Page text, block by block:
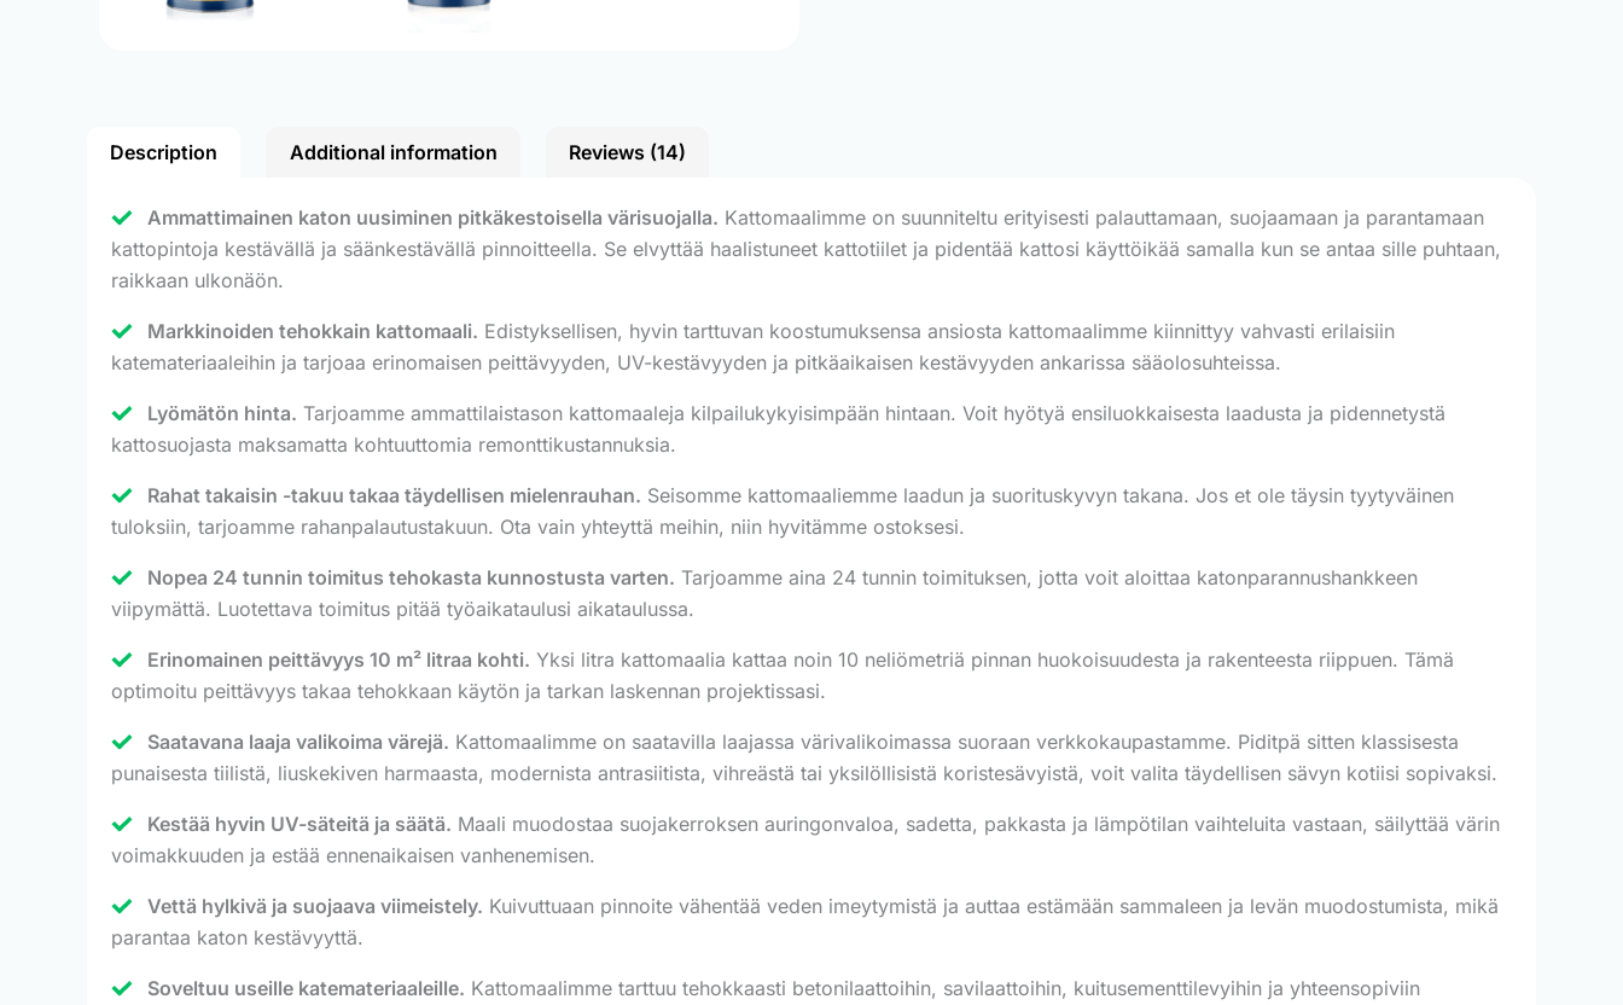
Description Additional information Reviews (14)
Ammattimainen katon uusiminen pitkäkestoisella värisuojalla. Kattomaalimme on suunniteltu erityisesti palauttamaan, suojaamaan ja parantamaan
kattopintoja kestävällä ja säänkestävällä pinnoitteella. Se elvyttää haalistuneet kattotiilet ja pidentää kattosi käyttöikää samalla kun se antaa sille puhtaan,
raikkaan ulkonäön.
Markkinoiden tehokkain kattomaali. Edistyksellisen, hyvin tarttuvan koostumuksensa ansiosta kattomaalimme kiinnittyy vahvasti erilaisiin
katemateriaaleihin ja tarjoaa erinomaisen peittävyyden, UV-kestävyyden ja pitkäaikaisen kestävyyden ankarissa sääolosuhteissa.
Lyömätön hinta. Tarjoamme ammattilaistason kattomaaleja kilpailukykyisimpään hintaan. Voit hyötyä ensiluokkaisesta laadusta ja pidennetystä
kattosuojasta maksamatta kohtuuttomia remonttikustannuksia.
Rahat takaisin -takuu takaa täydellisen mielenrauhan. Seisomme kattomaaliemme laadun ja suorituskyvyn takana. Jos et ole täysin tyytyväinen
tuloksiin, tarjoamme rahanpalautustakuun. Ota vain yhteyttä meihin, niin hyvitämme ostoksesi.
Nopea 24 tunnin toimitus tehokasta kunnostusta varten. Tarjoamme aina 24 tunnin toimituksen, jotta voit aloittaa katonparannushankkeen
viipymättä. Luotettava toimitus pitää työaikataulusi aikataulussa.
Erinomainen peittävyys 10 m² litraa kohti. Yksi litra kattomaalia kattaa noin 10 neliömetriä pinnan huokoisuudesta ja rakenteesta riippuen. Tämä
optimoitu peittävyys takaa tehokkaan käytön ja tarkan laskennan projektissasi.
Saatavana laaja valikoima värejä. Kattomaalimme on saatavilla laajassa värivalikoimassa suoraan verkkokaupastamme. Piditpä sitten klassisesta
punaisesta tiilistä, liuskekiven harmaasta, modernista antrasiitista, vihreästä tai yksilöllisistä koristesävyistä, voit valita täydellisen sävyn kotiisi sopivaksi.
Kestää hyvin UV-säteitä ja säätä. Maali muodostaa suojakerroksen auringonvaloa, sadetta, pakkasta ja lämpötilan vaihteluita vastaan, säilyttää värin
voimakkuuden ja estää ennenaikaisen vanhenemisen.
Vettä hylkivä ja suojaava viimeistely. Kuivuttuaan pinnoite vähentää veden imeytymistä ja auttaa estämään sammaleen ja levän muodostumista, mikä
parantaa katon kestävyyttä.
Soveltuu useille katemateriaaleille. Kattomaalimme tarttuu tehokkaasti betonilaattoihin, savilaattoihin, kuitusementtilevyihin ja yhteensopiviin